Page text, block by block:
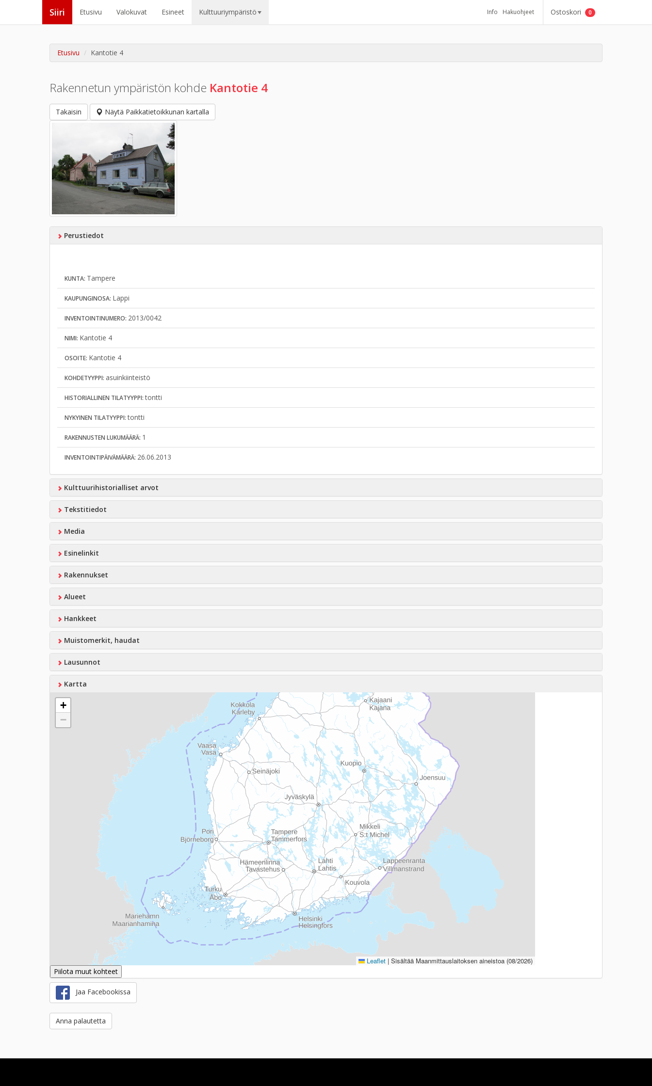
Siiri Etusivu Valokuvat Esineet Kulttuuriympäristö Info Hakuohjeet Ostoskori 0
Etusivu Kantotie 4
Rakennetun ympäristön kohde Kantotie 4
Takaisin Näytä Paikkatietoikkunan kartalla
Perustiedot
KUNTA: Tampere
KAUPUNGINOSA: Lappi
INVENTOINTINUMERO: 2013/0042
NIMI: Kantotie 4
OSOITE: Kantotie 4
KOHDETYYPPI: asuinkiinteistö
HISTORIALLINEN TILATYYPPI:tontti
NYKYINEN TILATYYPPI:tontti
RAKENNUSTEN LUKUMÄÄRÄ: 1
INVENTOINTIPÄIVÄMÄÄRÄ: 26.06.2013
Kulttuurihistorialliset arvot
Tekstitiedot
Media
Esinelinkit
Rakennukset
Alueet
Hankkeet
Muistomerkit, haudat
Lausunnot
Kartta
+
−
Leaflet | Sisältää Maanmittauslaitoksen aineistoa (08/2026)
Piilota muut kohteet
Jaa Facebookissa
Anna palautetta